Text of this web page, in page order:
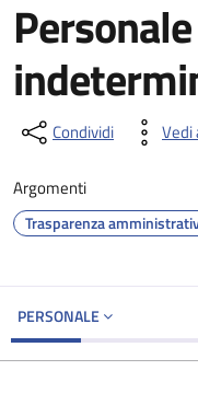
Condividi Vedi
Argomenti
Trasparenza
PERSONALE